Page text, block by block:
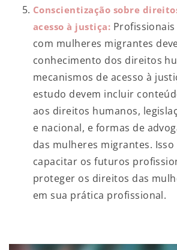
Conscientização sobre
acesso à justiça:
com mulheres migrantes
conhecimento dos direitos
mecanismos de acesso à
estudo devem incluir
aos direitos humanos,
e nacional, e formas de
das mulheres migrantes. Isso
capacitar os futuros
proteger os direitos das
em sua prática profissional.